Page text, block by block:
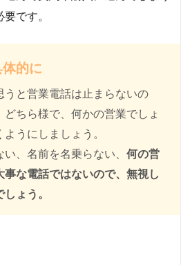
です。
的に
うと営業電話は止まらないの
ちら様で、何かの営業でしょ
うにしましょう。
、名前を名乗らない、 何の営
な電話ではないので、無視し
ょう。